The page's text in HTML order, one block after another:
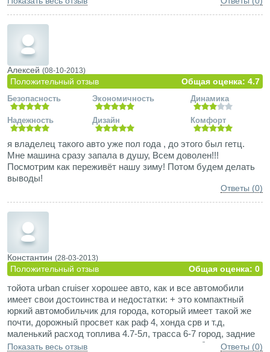
совершил? Вот машина в Литве а я в Росии .Машина -люкс.
у меня дизель, за 3 года ни разу ни одного отказа .сердце
радуется когда видишь что проехав допустим 30км
израсходовал4 примерно в пересчете на 100км литра
солярки.номер дали FAS машона динамичная и оправдывает
себя на перекрестке как правило первый.на трассе всякие
"Пежо" "Форды" чуть газу дашь -взади...
Алексей (08-10-2013)
Положительный отзыв Общая оценка: 4.7
Безопасность Экономичность Динамика
Надежность Дизайн Комфорт
я владелец такого авто уже пол года , до этого был гетц.
Мне машина сразу запала в душу, Всем доволен!!!
Посмотрим как переживёт нашу зиму! Потом будем делать
выводы!
Ответы (0)
Константин (28-03-2013)
Положительный отзыв Общая оценка: 0
тойота urban cruiser хорошее авто, как и все автомобили
имеет свои достоинства и недостатки: + это компактный
юркий автомобильчик для города, который имеет такой же
почти, дорожный просвет как раф 4, хонда срв и т.д,
маленький расход топлива 4.7-5л, трасса 6-7 город, задние
сиденья двигаются по направляющим так что багажник
Показать весь отзыв Ответы (0)